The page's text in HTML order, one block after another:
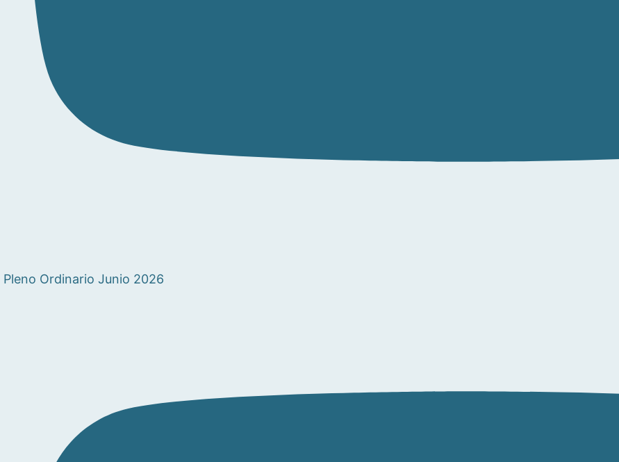
Pleno Ordinario Junio 2026